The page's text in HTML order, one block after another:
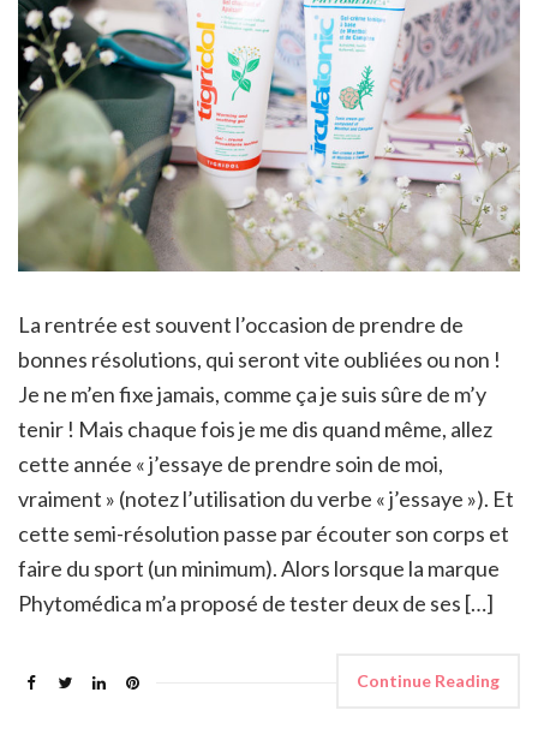
La rentrée est souvent l’occasion de prendre de
bonnes résolutions, qui seront vite oubliées ou non !
Je ne m’en fixe jamais, comme ça je suis sûre de m’y
tenir ! Mais chaque fois je me dis quand même, allez
cette année « j’essaye de prendre soin de moi,
vraiment » (notez l’utilisation du verbe « j’essaye »). Et
cette semi-résolution passe par écouter son corps et
faire du sport (un minimum). Alors lorsque la marque
Phytomédica m’a proposé de tester deux de ses […]
Continue Reading